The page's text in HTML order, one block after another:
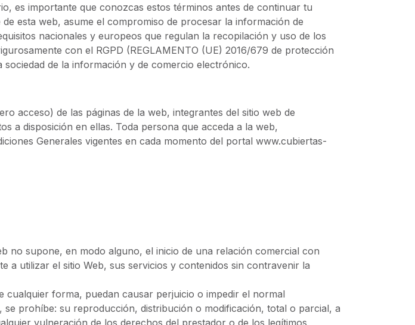
es importante que conozcas estos términos antes de continuar tu
esta web, asume el compromiso de procesar la información de
nacionales y europeos que regulan la recopilación y uso de los
con el RGPD (REGLAMENTO (UE) 2016/679 de protección
sociedad de la información y de comercio electrónico.
acceso) de las páginas de la web, integrantes del sitio web de
a disposición en ellas. Toda persona que acceda a la web,
Generales vigentes en cada momento del portal www.cubiertas-
no supone, en modo alguno, el inicio de una relación comercial con
a utilizar el sitio Web, sus servicios y contenidos sin contravenir la
forma, puedan causar perjuicio o impedir el normal
prohíbe: su reproducción, distribución o modificación, total o parcial, a
vulneración de los derechos del prestador o de los legítimos